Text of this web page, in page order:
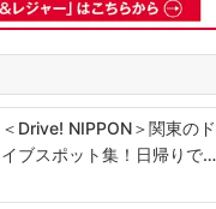
＜Drive! NIPPON＞関東の
イブスポット集！日帰りで…